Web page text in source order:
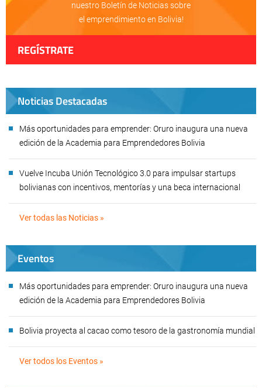
nuestro Boletín de Noticias sobre
el emprendimiento en Bolivia!
REGÍSTRATE
Noticias Destacadas
Más oportunidades para emprender: Oruro inaugura una nueva
edición de la Academia para Emprendedores Bolivia
Vuelve Incuba Unión Tecnológico 3.0 para impulsar startups
bolivianas con incentivos, mentorías y una beca internacional
Ver todas las Noticias »
Eventos
Más oportunidades para emprender: Oruro inaugura una nueva
edición de la Academia para Emprendedores Bolivia
Bolivia proyecta al cacao como tesoro de la gastronomía mundial
Ver todos los Eventos »